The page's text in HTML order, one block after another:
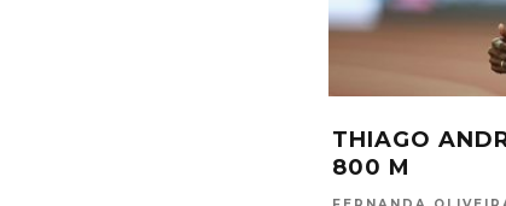
TRAINING CAMP PARA VELOCISTAS É
ENCERRADO NO RIO DE JANEIRO